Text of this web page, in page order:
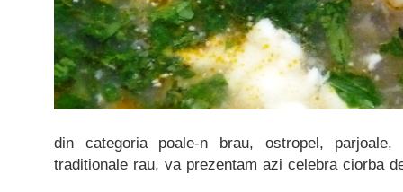
din categoria poale-n brau, ostropel,
traditionale rau, va prezentam azi celebra ciorba